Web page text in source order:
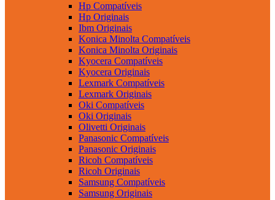
Hp Compatíveis
Hp Originais
Ibm Originais
Konica Minolta Compatíveis
Konica Minolta Originais
Kyocera Compatíveis
Kyocera Originais
Lexmark Compatíveis
Lexmark Originais
Oki Compatíveis
Oki Originais
Olivetti Originais
Panasonic Compatíveis
Panasonic Originais
Ricoh Compatíveis
Ricoh Originais
Samsung Compatíveis
Samsung Originais